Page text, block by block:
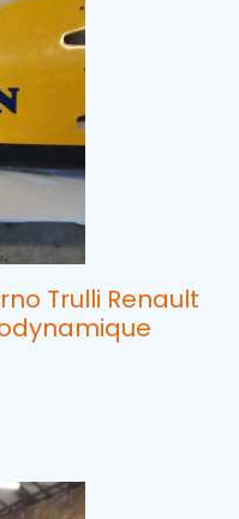
Trulli Renault